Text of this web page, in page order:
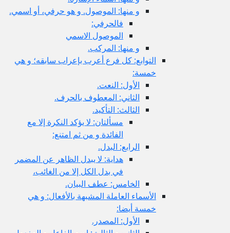
و منها: الموصول. و هو حرفي، أو اسمي.
فالحرفي:
الموصول الاسمي
و منها: المركب.
التوابع: كل فرع أعرب بإعراب سابقه؛ و هي
خمسة:
الأول: النعت.
الثاني: المعطوف بالحرف.
الثالث: التأكيد.
مسألتان: لا يؤكد النكرة إلا مع
الفائدة و من ثم امتنع:
الرابع: البدل.
هداية: لا يبدل الظاهر عن المضمر
في بدل الكل إلا من الغائب،
الخامس: عطف البيان.
الأسماء العاملة المشبهة بالأفعال: و هي
خمسة أيضا:
الأول: المصدر.